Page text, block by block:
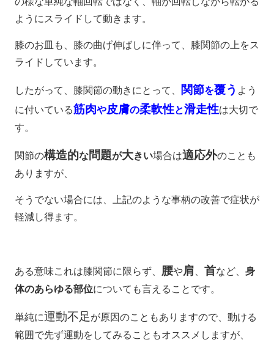
ようにスライドして動きます。
膝のお皿も、膝の曲げ伸ばしに伴って、膝関節の上をス
ライドしています。
したがって、膝関節の動きにとって、 関節を覆う よう
に付いている筋肉や皮膚の柔軟性と滑走性は大切で
す。
関節の構造的な問題が大きい場合は適応外のことも
ありますが、
そうでない場合には、上記のような事柄の改善で症状が
軽減し得ます。
ある意味これは膝関節に限らず、 腰や肩 首など、 身
体のあらゆる部位についても言えることです。
単純に運動不足 が原因のこともありますので、動ける
範囲で先ず運動をしてみることもオススメしますが、